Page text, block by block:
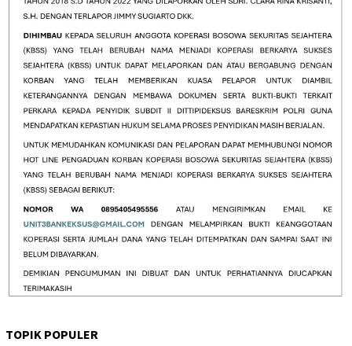
TOPIK POPULER